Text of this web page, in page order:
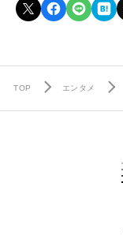
TOP エンタメ